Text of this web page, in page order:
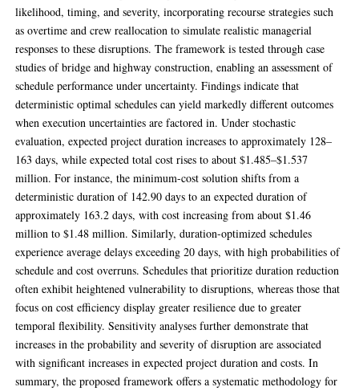
likelihood, timing, and severity, incorporating recourse strategies such
as overtime and crew reallocation to simulate realistic managerial
responses to these disruptions. The framework is tested through case
studies of bridge and highway construction, enabling an assessment of
schedule performance under uncertainty. Findings indicate that
deterministic optimal schedules can yield markedly different outcomes
when execution uncertainties are factored in. Under stochastic
evaluation, expected project duration increases to approximately 128–
163 days, while expected total cost rises to about $1.485–$1.537
million. For instance, the minimum-cost solution shifts from a
deterministic duration of 142.90 days to an expected duration of
approximately 163.2 days, with cost increasing from about $1.46
million to $1.48 million. Similarly, duration-optimized schedules
experience average delays exceeding 20 days, with high probabilities of
schedule and cost overruns. Schedules that prioritize duration reduction
often exhibit heightened vulnerability to disruptions, whereas those that
focus on cost efficiency display greater resilience due to greater
temporal flexibility. Sensitivity analyses further demonstrate that
increases in the probability and severity of disruption are associated
with significant increases in expected project duration and costs. In
summary, the proposed framework offers a systematic methodology for